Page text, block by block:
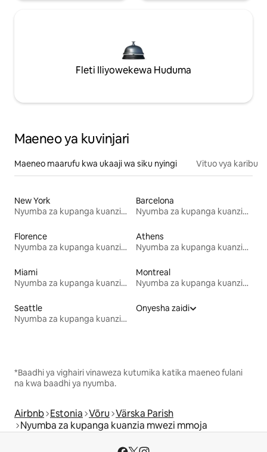
Fleti Iliyowekewa Huduma
Maeneo ya kuvinjari
Maeneo maarufu kwa ukaaji wa siku nyingi Vituo vya karibu
New York
Nyumba za kupanga kuanzia mwezi mmoja
Barcelona
Nyumba za kupanga kuanzia mwezi mmoja
Florence
Nyumba za kupanga kuanzia mwezi mmoja
Athens
Nyumba za kupanga kuanzia mwezi mmoja
Miami
Nyumba za kupanga kuanzia mwezi mmoja
Montreal
Nyumba za kupanga kuanzia mwezi mmoja
Seattle
Nyumba za kupanga kuanzia mwezi mmoja
Onyesha zaidi
*Baadhi ya vighairi vinaweza kutumika katika maeneo fulani
na kwa baadhi ya nyumba.
Airbnb Estonia Võru Värska Parish
Nyumba za kupanga kuanzia mwezi mmoja